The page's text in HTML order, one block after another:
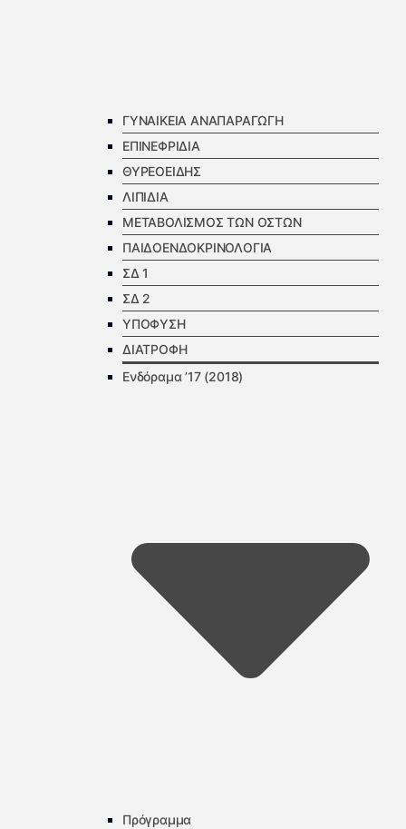
ΓΥΝΑΙΚΕΙΑ ΑΝΑΠΑΡΑΓΩΓΗ
ΕΠΙΝΕΦΡΙΔΙΑ
ΘΥΡΕΟΕΙΔΗΣ
ΛΙΠΙΔΙΑ
ΜΕΤΑΒΟΛΙΣΜΟΣ ΤΩΝ ΟΣΤΩΝ
ΠΑΙΔΟΕΝΔΟΚΡΙΝΟΛΟΓΙΑ
ΣΔ 1
ΣΔ 2
ΥΠΟΦΥΣΗ
ΔΙΑΤΡΟΦΗ
Ενδόραμα ’17 (2018)
Πρόγραμμα